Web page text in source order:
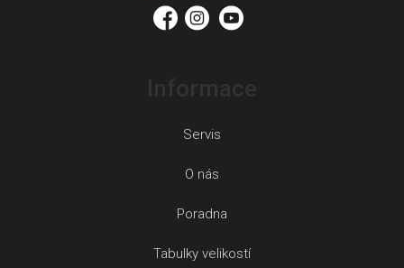
Servis
O nás
Poradna
Tabulky velikostí